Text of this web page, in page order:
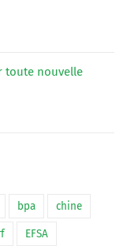
toute nouvelle
bpa chine
EFSA